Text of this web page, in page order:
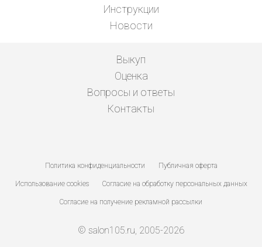
Инструкции
Новости
Выкуп
Оценка
Вопросы и ответы
Контакты
Политика конфиденциальности Публичная оферта
Использование cookies Согласие на обработку персональных данных
Согласие на получение рекламной рассылки
© salon105.ru, 2005-2026